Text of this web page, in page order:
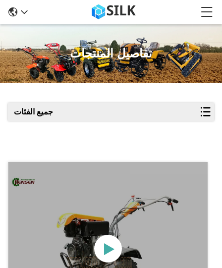
تفاصيل المنتجات
جميع الفئات